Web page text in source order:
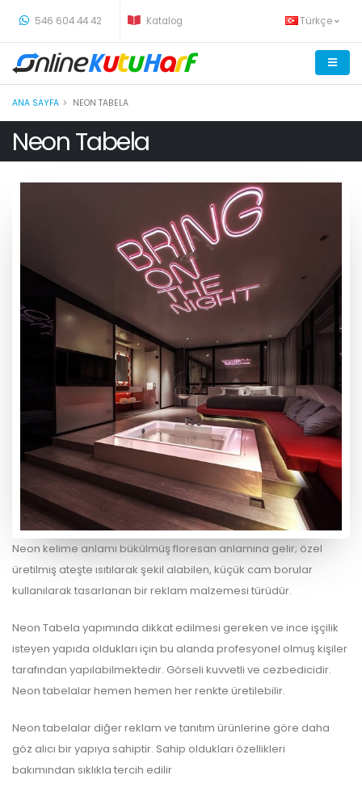
546 604 44 42 Katalog Türkçe
ANA SAYFA NEON TABELA
Neon Tabela
Neon kelime anlamı bükülmüş floresan anlamına gelir; özel
üretilmiş ateşte ısıtılarak şekil alabilen, küçük cam borular
kullanılarak tasarlanan bir reklam malzemesi türüdür.
Neon Tabela yapımında dikkat edilmesi gereken ve ince işçilik
isteyen yapıda oldukları için bu alanda profesyonel olmuş kişiler
tarafından yapılabilmektedir. Görseli kuvvetli ve cezbedicidir.
Neon tabelalar hemen hemen her renkte üretilebilir.
Neon tabelalar diğer reklam ve tanıtım ürünlerine göre daha
göz alıcı bir yapıya sahiptir. Sahip oldukları özellikleri
bakımından sıklıkla tercih edilir